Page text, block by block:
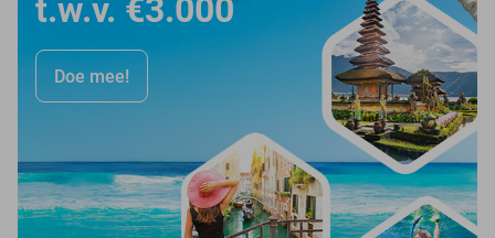
t.w.v. €3.000
Doe mee!